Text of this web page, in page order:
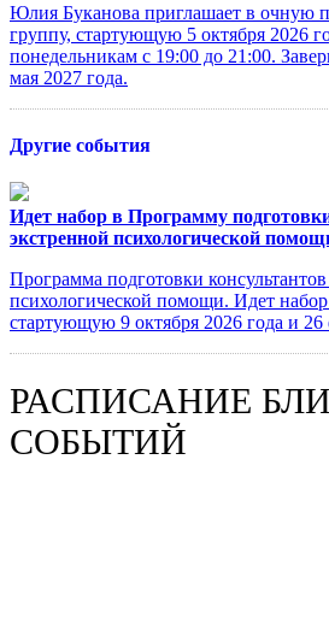
Юлия Буканова приглашает в очную
группу, стартующую 5 октября 2026
понедельникам с 19:00 до 21:00.
мая 2027 года.
Другие события
Идет набор в Программу
экстренной психологической
Программа подготовки
психологической помощи. Идет
стартующую 9 октября 2026 года и 26
РАСПИСАНИЕ
СОБЫТИЙ